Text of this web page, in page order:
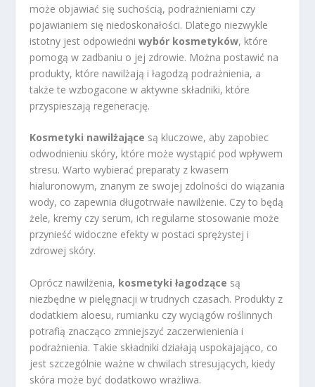
może objawiać się suchością, podrażnieniami czy
pojawianiem się niedoskonałości. Dlatego niezwykle
istotny jest odpowiedniwybór kosmetyków, które
pomogą w zadbaniu o jej zdrowie. Można postawić na
produkty, które nawilżają i łagodzą podrażnienia, a
także te wzbogacone w aktywne składniki, które
przyspieszają regenerację.
Kosmetyki nawilżające są kluczowe, aby zapobiec
odwodnieniu skóry, które może wystąpić pod wpływem
stresu. Warto wybierać preparaty z kwasem
hialuronowym, znanym ze swojej zdolności do wiązania
wody, co zapewnia długotrwałe nawilżenie. Czy to będą
żele, kremy czy serum, ich regularne stosowanie może
przynieść widoczne efekty w postaci sprężystej i
zdrowej skóry.
Oprócz nawilżenia, kosmetyki łagodzące są
niezbędne w pielęgnacji w trudnych czasach. Produkty z
dodatkiem aloesu, rumianku czy wyciągów roślinnych
potrafią znacząco zmniejszyć zaczerwienienia i
podrażnienia. Takie składniki działają uspokajająco, co
jest szczególnie ważne w chwilach stresujących, kiedy
skóra może być dodatkowo wrażliwa.